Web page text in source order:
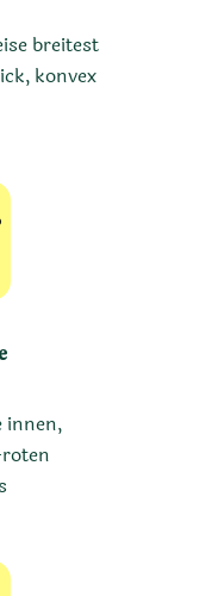
breitest
konvex
innen,